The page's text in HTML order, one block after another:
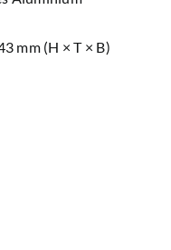
mm (H × T × B)